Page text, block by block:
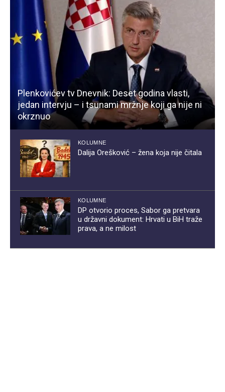
Plenkovićev tv Dnevnik: Deset godina vlasti,
jedan intervju – i tsunami mržnje koji ga nije ni
okrznuo
KOLUMNE
Dalija Orešković – žena koja nije čitala
KOLUMNE
DP otvorio proces, Sabor ga pretvara
u državni dokument: Hrvati u BiH traže
prava, a ne milost